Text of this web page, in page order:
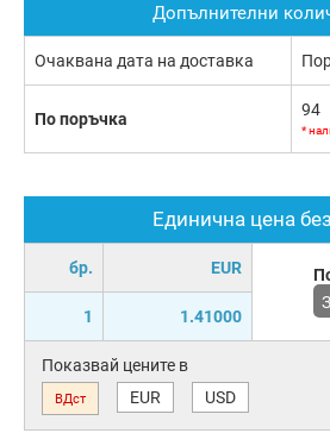
Единична цена
бр. EUR
1 1.41000
Показвай цените в
ВДст EUR USD
Допълнителни
Очаквана дата на доставка
По поръчка 94
*